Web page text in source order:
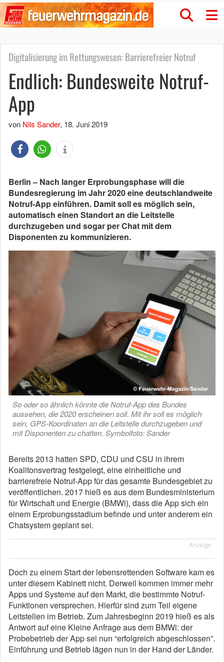
Digitalisierung im Rettungswesen: Barrierefreier Notruf
Endlich: Bundesweite Notruf-
App
von Nils Sander, 18. Juni 2019
Berlin – Nach langer Erprobungsphase will die
Bundesregierung im Jahr 2020 eine deutschlandweite
Notruf-App einführen. Damit soll es möglich sein,
automatisch einen Standort an die Leitstelle
durchzugeben und sogar per Chat mit dem
Disponenten zu kommunizieren.
So oder so ähnlich könnte die Notruf-App des Bundes
aussehen, die 2020 erscheinen soll. Mit ihr soll es möglich
sein, GPS-Koordinaten an die Leitstelle durchzugeben und
mit Disponenten zu chatten. Symbolfoto: Sander
Bereits 2013 hatten SPD, CDU und CSU in ihrem
Koalitonsvertrag festgelegt, eine einheitliche und
barrierefreie Notruf-App für das gesamte Bundesgebiet zu
veröffentlichen. 2017 hieß es aus dem Bundesministerium
für Wirtschaft und Energie (BMWi), dass die App sich ein
einem Erprobungsstadium befinde und unter anderem ein
Chatsystem geplant sei.
Anzeige
Doch zu einem Start der lebensrettenden Software kam es
unter diesem Kabinett nicht. Derweil kommen immer mehr
Apps und Systeme auf den Markt, die bestimmte Notruf-
Funktionen versprechen. Hierfür sind zum Teil eigene
Leitstellen im Betrieb. Zum Jahresbeginn 2019 hieß es als
Antwort auf eine Kleine Anfrage aus dem BMWi: der
Probebetrieb der App sei nun “erfolgreich abgeschlossen”.
Einführung und Betrieb lägen nun in der Hand der Länder.